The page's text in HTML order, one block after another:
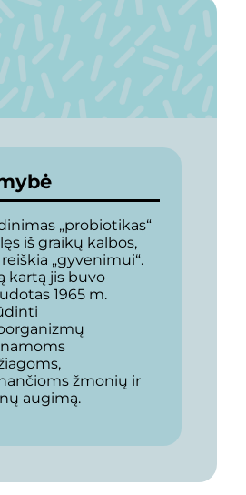
„probiotikas“
iš graikų kalbos,
„gyvenimui“.
kartą jis buvo
1965 m.
žmonių ir
augimą.